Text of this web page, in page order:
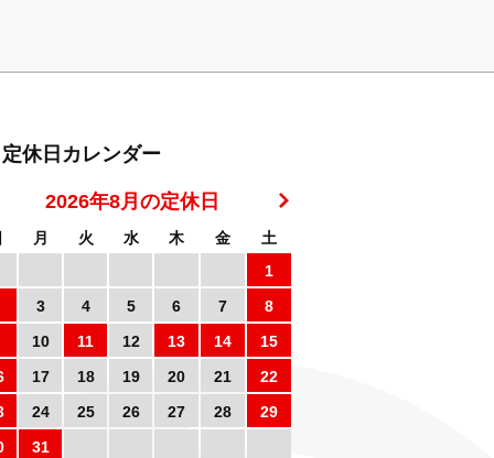
定休日カレンダー
2026年8月の定休日
月 火 水 木 金
土
1
3
4 5 6 7
8
10
11 12 13 14
15
17 18 19 20 21
22
24 25 26 27 28
29
31